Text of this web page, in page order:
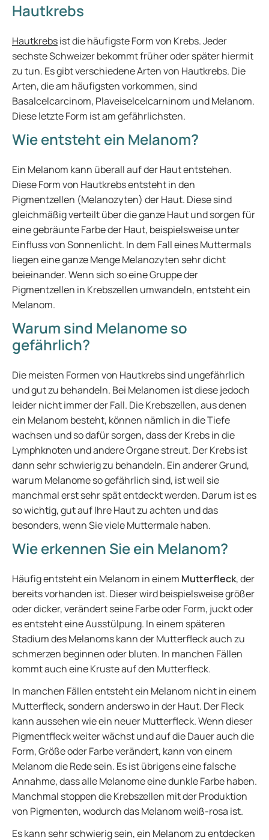
Hautkrebs
Hautkrebsist die häufigste Form von Krebs. Jeder
sechste Schweizer bekommt früher oder später hiermit
zu tun. Es gibt verschiedene Arten von Hautkrebs. Die
Arten, die am häufigsten vorkommen, sind
Basalcelcarcinom, Plaveiselcelcarninom und Melanom.
Diese letzte Form ist am gefährlichsten.
Wie entsteht ein Melanom?
Ein Melanom kann überall auf der Haut entstehen.
Diese Form von Hautkrebs entsteht in den
Pigmentzellen (Melanozyten) der Haut. Diese sind
gleichmäßig verteilt über die ganze Haut und sorgen für
eine gebräunte Farbe der Haut, beispielsweise unter
Einfluss von Sonnenlicht. In dem Fall eines Muttermals
liegen eine ganze Menge Melanozyten sehr dicht
beieinander. Wenn sich so eine Gruppe der
Pigmentzellen in Krebszellen umwandeln, entsteht ein
Melanom.
Warum sind Melanome so
gefährlich?
Die meisten Formen von Hautkrebs sind ungefährlich
und gut zu behandeln. Bei Melanomen ist diese jedoch
leider nicht immer der Fall. Die Krebszellen, aus denen
ein Melanom besteht, können nämlich in die Tiefe
wachsen und so dafür sorgen, dass der Krebs in die
Lymphknoten und andere Organe streut. Der Krebs ist
dann sehr schwierig zu behandeln. Ein anderer Grund,
warum Melanome so gefährlich sind, ist weil sie
manchmal erst sehr spät entdeckt werden. Darum ist es
so wichtig, gut auf Ihre Haut zu achten und das
besonders, wenn Sie viele Muttermale haben.
Wie erkennen Sie ein Melanom?
Häufig entsteht ein Melanom in einem Mutterfleck, der
bereits vorhanden ist. Dieser wird beispielsweise größer
oder dicker, verändert seine Farbe oder Form, juckt oder
es entsteht eine Ausstülpung. In einem späteren
Stadium des Melanoms kann der Mutterfleck auch zu
schmerzen beginnen oder bluten. In manchen Fällen
kommt auch eine Kruste auf den Mutterfleck.
In manchen Fällen entsteht ein Melanom nicht in einem
Mutterfleck, sondern anderswo in der Haut. Der Fleck
kann aussehen wie ein neuer Mutterfleck. Wenn dieser
Pigmentfleck weiter wächst und auf die Dauer auch die
Form, Größe oder Farbe verändert, kann von einem
Melanom die Rede sein. Es ist übrigens eine falsche
Annahme, dass alle Melanome eine dunkle Farbe haben.
Manchmal stoppen die Krebszellen mit der Produktion
von Pigmenten, wodurch das Melanom weiß-rosa ist.
Es kann sehr schwierig sein, ein Melanom zu entdecken